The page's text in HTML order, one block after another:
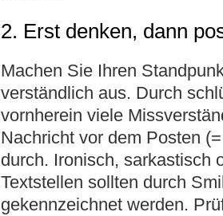
2. Erst denken, dann
Machen Sie Ihren
verständlich aus. Durch
vornherein viele
Nachricht vor dem Posten
durch. Ironisch, sarkastisch
Textstellen sollten durch
gekennzeichnet werden.